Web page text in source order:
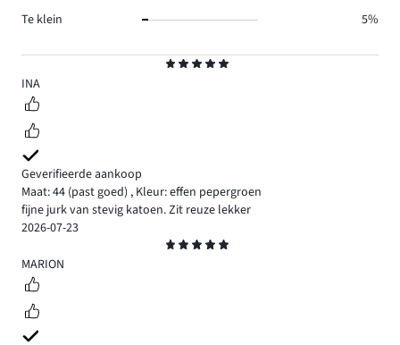
5
INA
Geverifieerde aankoop
Maat: 44 (past goed) , Kleur: effen pepergroen
fijne jurk van stevig katoen. Zit reuze lekker
2026-07-23
5
MARION
Te klein
5%